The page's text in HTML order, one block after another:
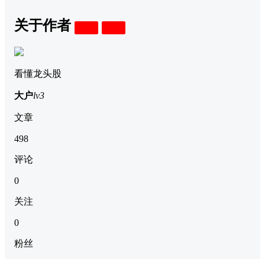
关于作者
看懂龙头股
大户lv3
文章
498
评论
0
关注
0
粉丝